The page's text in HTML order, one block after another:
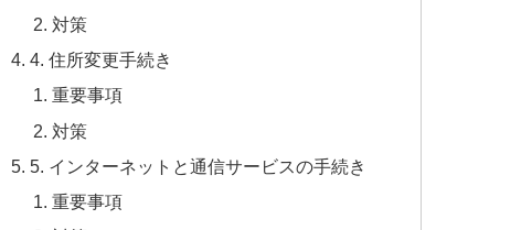
対策
4. 住所変更手続き
重要事項
対策
5. インターネットと通信サービスの手続き
重要事項